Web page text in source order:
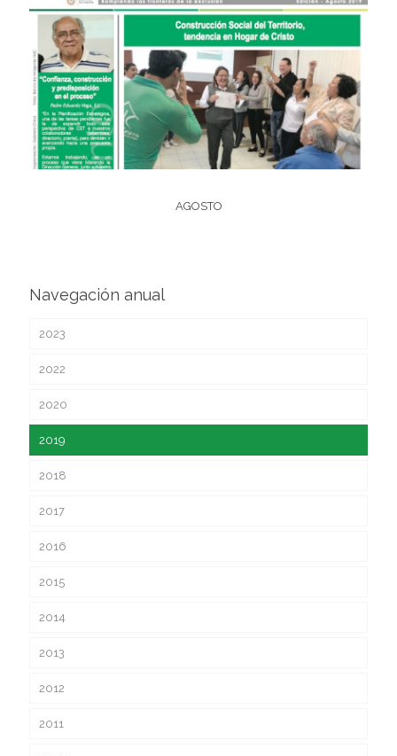
AGOSTO
Navegación anual
2023
2022
2020
2019
2018
2017
2016
2015
2014
2013
2012
2011